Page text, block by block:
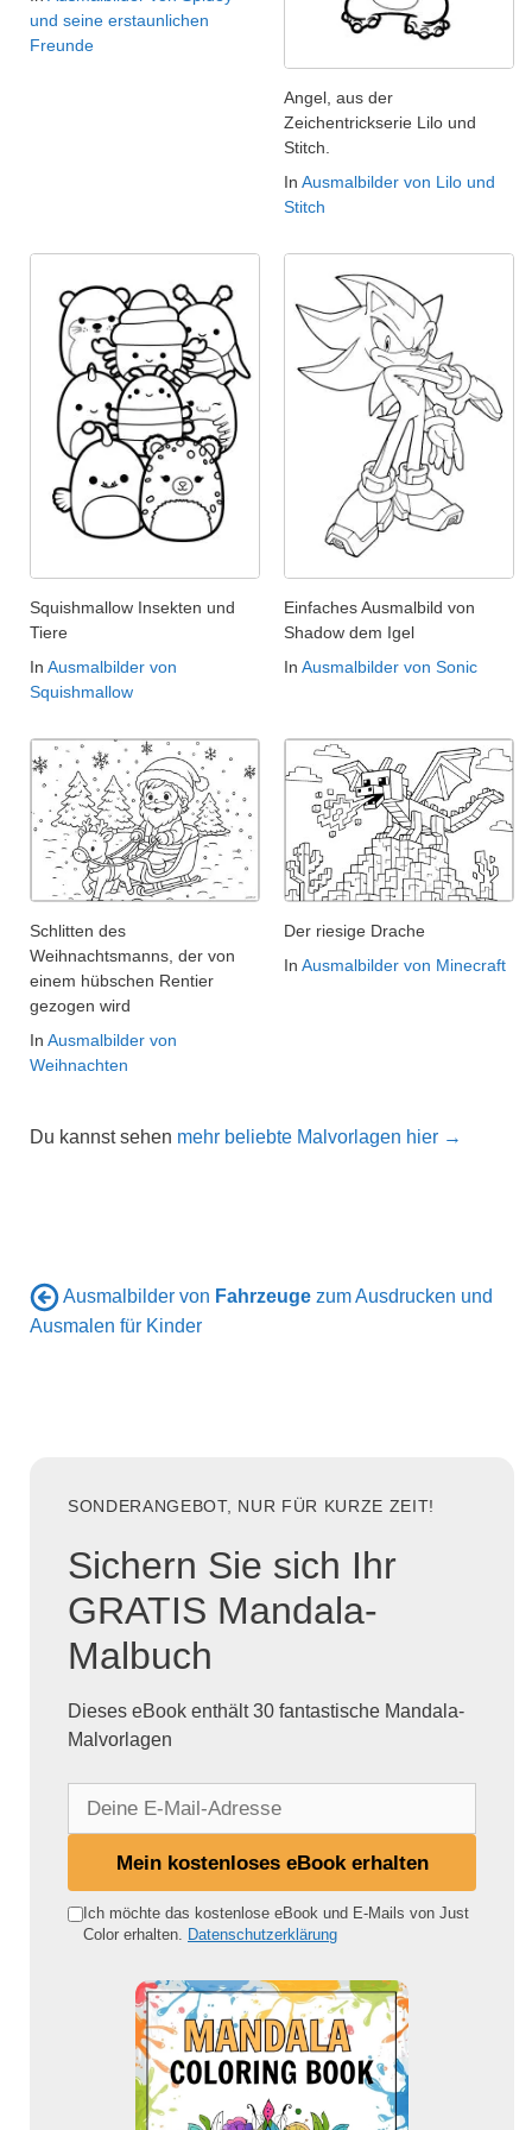
und seine erstaunlichen
Freunde
Angel, aus der
Zeichentrickserie Lilo und
Stitch.
In Ausmalbilder von Lilo und
Stitch
Squishmallow Insekten und
Tiere
In Ausmalbilder von
Squishmallow
Einfaches Ausmalbild von
Shadow dem Igel
In Ausmalbilder von Sonic
Schlitten des
Weihnachtsmanns, der von
einem hübschen Rentier
gezogen wird
In Ausmalbilder von
Weihnachten
Der riesige Drache
In Ausmalbilder von Minecraft
Du kannst sehen mehr beliebte Malvorlagen hier →
Ausmalbilder von Fahrzeuge zum Ausdrucken und
Ausmalen für Kinder
SONDERANGEBOT, NUR FÜR KURZE ZEIT!
Sichern Sie sich Ihr
GRATIS Mandala-
Malbuch
Dieses eBook enthält 30 fantastische Mandala-
Malvorlagen
e
Mein kostenloses eBook erhalten
Ich möchte das kostenlose eBook und E-Mails von Just
Color erhalten. Datenschutzerklärung